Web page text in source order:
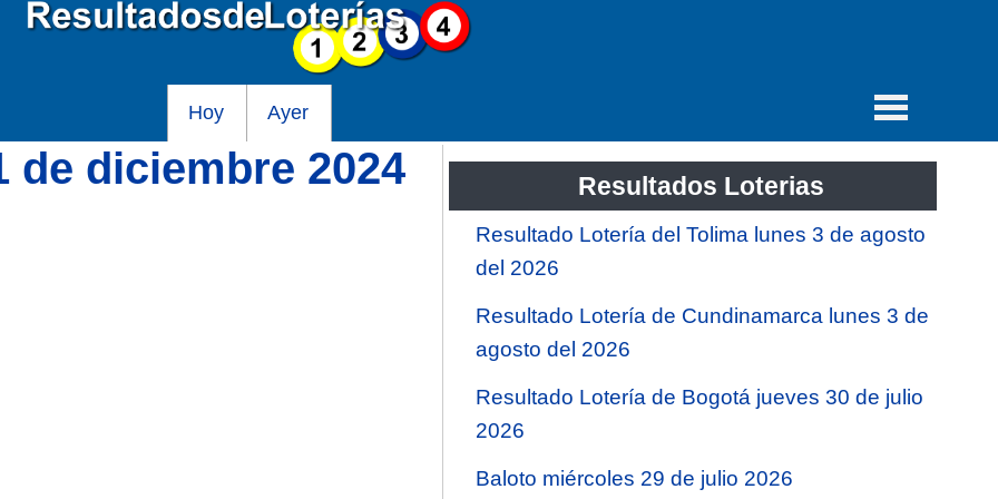
Hoy Ayer
de diciembre 2024 Resultados Loterias
Resultado Lotería del Tolima lunes 3 de agosto
del 2026
Resultado Lotería de Cundinamarca lunes 3 de
agosto del 2026
Resultado Lotería de Bogotá jueves 30 de julio
2026
Baloto miércoles 29 de julio 2026